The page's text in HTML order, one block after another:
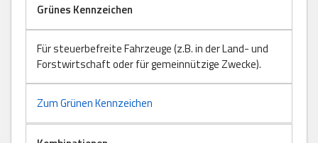
Grünes Kennzeichen
Für steuerbefreite Fahrzeuge (z.B. in der Land- und
Forstwirtschaft oder für gemeinnützige Zwecke).
Zum Grünen Kennzeichen